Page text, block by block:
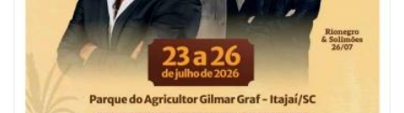
Reservatórios de Penha são higienizados com ajuda de mergulhadores e
sem interrupção no abastecimento
ITAJAÍ